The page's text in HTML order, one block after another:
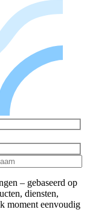
– gebaseerd op
diensten,
moment eenvoudig